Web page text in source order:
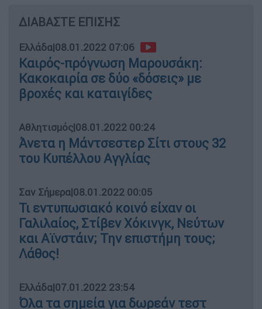
ΔΙΑΒΑΣΤΕ ΕΠΙΣΗΣ
Ελλάδα|08.01.2022 07:06
Καιρός-πρόγνωση Μαρουσάκη:
Κακοκαιρία σε δύο «δόσεις» με
βροχές και καταιγίδες
Αθλητισμός|08.01.2022 00:24
Άνετα η Μάντσεστερ Σίτι στους 32
του Κυπέλλου Αγγλίας
Σαν Σήμερα|08.01.2022 00:05
Τι εντυπωσιακό κοινό είχαν οι
Γαλιλαίος, Στίβεν Χόκινγκ, Νεύτων
και Αϊνστάιν; Την επιστήμη τους;
Λάθος!
Ελλάδα|07.01.2022 23:54
Όλα τα σημεία για δωρεάν τεστ